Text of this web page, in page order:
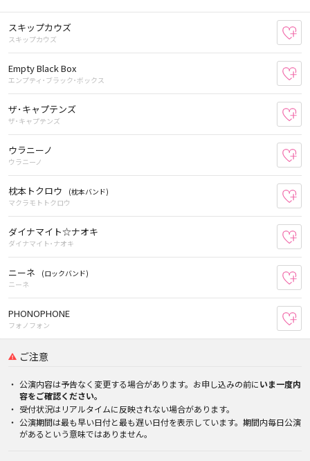
スキップカウズ
スキップカウズ
Empty Black Box
エンプティ･ブラック･ボックス
ザ･キャプテンズ
ザ･キャプテンズ
ウラニーノ
ウラニーノ
枕本トクロウ
(枕本バンド)
マクラモトトクロウ
ダイナマイト☆ナオキ
ダイナマイト･ナオキ
ニーネ
(ロックバンド)
ニーネ
PHONOPHONE
フォノフォン
ご注意
公演内容は予告なく変更する場合があります。お申し込みの前にいま一度内
容をご確認ください。
受付状況はリアルタイムに反映されない場合があります。
公演期間は最も早い日付と最も遅い日付を表示しています。期間内毎日公演
があるという意味ではありません。